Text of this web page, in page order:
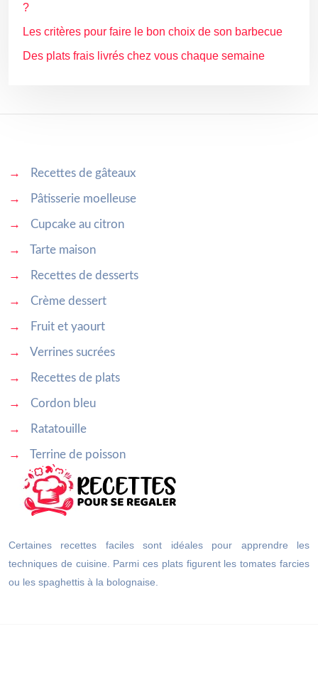
?
Les critères pour faire le bon choix de son barbecue
Des plats frais livrés chez vous chaque semaine
→ Recettes de gâteaux
→ Pâtisserie moelleuse
→ Cupcake au citron
→ Tarte maison
→ Recettes de desserts
→ Crème dessert
→ Fruit et yaourt
→ Verrines sucrées
→ Recettes de plats
→ Cordon bleu
→ Ratatouille
→ Terrine de poisson
Certaines recettes faciles sont idéales pour apprendre les
techniques de cuisine. Parmi ces plats figurent les tomates farcies
ou les spaghettis à la bolognaise.